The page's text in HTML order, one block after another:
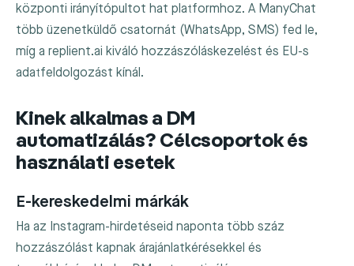
központi irányítópultot hat platformhoz. A ManyChat
több üzenetküldő csatornát (WhatsApp, SMS) fed le,
míg a replient.ai kiváló hozzászóláskezelést és EU-s
adatfeldolgozást kínál.
Kinek alkalmas a DM
automatizálás? Célcsoportok és
használati esetek
E-kereskedelmi márkák
Ha az Instagram-hirdetéseid naponta több száz
hozzászólást kapnak árajánlatkérésekkel és